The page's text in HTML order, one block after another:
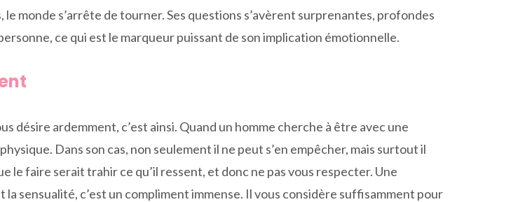
monde s’arrête de tourner. Ses questions s’avèrent surprenantes, profondes
ce qui est le marqueur puissant de son implication émotionnelle.
désire ardemment, c’est ainsi. Quand un homme cherche à être avec une
Dans son cas, non seulement il ne peut s’en empêcher, mais surtout il
le faire serait trahir ce qu’il ressent, et donc ne pas vous respecter. Une
sensualité, c’est un compliment immense. Il vous considère suffisamment pour